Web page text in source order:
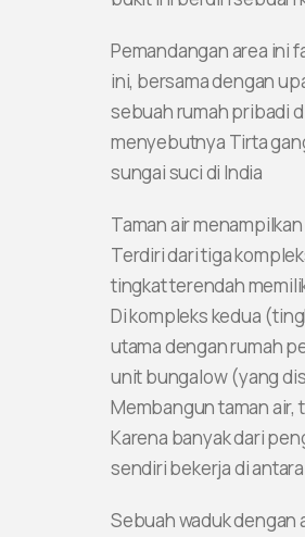
Pemandangan area ini
ini, bersama dengan
sebuah rumah pribadi
menyebutnya Tirta
sungai suci di India
Taman air
Terdiri dari tiga
tingkat terendah
Di kompleks kedua
utama dengan rumah
unit bungalow (yang
Membangun taman air,
Karena banyak dari
sendiri bekerja di
Sebuah waduk dengan